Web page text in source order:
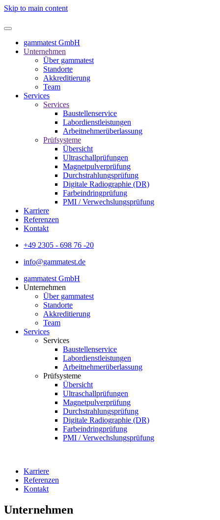
Skip to main content
gammatest GmbH
Unternehmen
Über gammatest
Standorte
Akkreditierung
Team
Services
Services
Baustellenservice
Labordienstleistungen
Arbeitnehmerüberlassung
Prüfsysteme
Übersicht
Ultraschallprüfungen
Magnetpulverprüfung
Durchstrahlungsprüfung
Digitale Radiographie (DR)
Farbeindringprüfung
PMI / Verwechslungsprüfung
Karriere
Referenzen
Kontakt
+49 2305 - 698 76 -20
info@gammatest.de
gammatest GmbH
Unternehmen
Über gammatest
Standorte
Akkreditierung
Team
Services
Services
Baustellenservice
Labordienstleistungen
Arbeitnehmerüberlassung
Prüfsysteme
Übersicht
Ultraschallprüfungen
Magnetpulverprüfung
Durchstrahlungsprüfung
Digitale Radiographie (DR)
Farbeindringprüfung
PMI / Verwechslungsprüfung
Karriere
Referenzen
Kontakt
Unternehmen